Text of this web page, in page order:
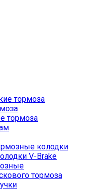
тормоза
тормоза
колодки
V-Brake
тормоза